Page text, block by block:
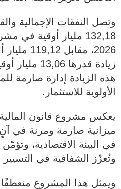
وتصل النفقات الإجمالية
132,18 مليار أوقية
هذه الزيادة إدارة صارمة
الأولوية للاستثمار.
ميزانية صارمة ومرنة في
في البيئة الاقتصادية، وتؤمّن
وتُعزّز الشفافية في
ويمثل هذا المشروع